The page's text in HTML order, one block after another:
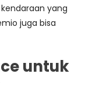
yang
juga bisa
untuk